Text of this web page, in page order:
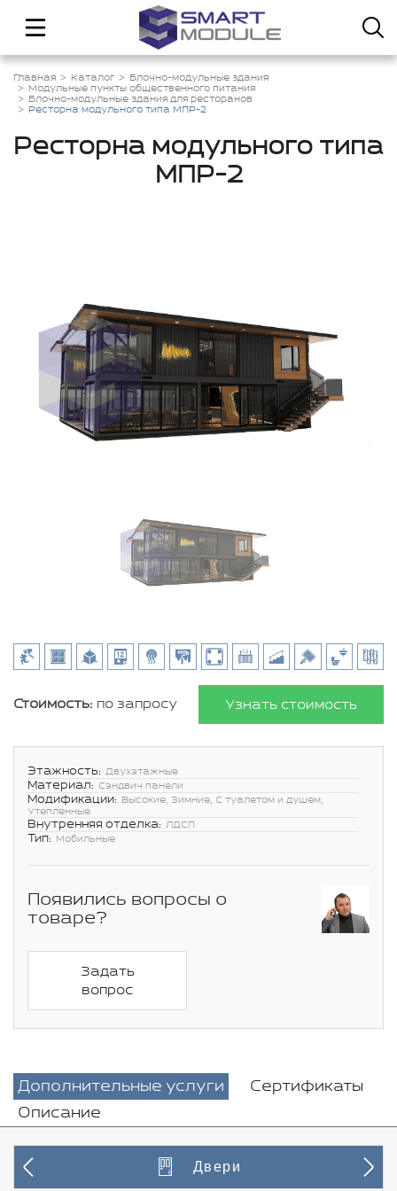
Главная Каталог
Блочно-модульные здания
Модульные пункты общественного питания
Блочно-модульные здания для ресторанов
Ресторна модульного типа МПР-2
Ресторна модульного типа
МПР-2
Стоимость: по запросу Узнать стоимость
Этажность: Двухэтажные
Материал: Сэндвич панели
Модификации: Высокие, Зимние, С туалетом и душем,
Утепленные
Внутренняя отделка: ЛДСП
Тип: Мобильные
Появились вопросы о
товаре?
Задать
вопрос
Дополнительные услуги
Сертификаты
Описание
Двери